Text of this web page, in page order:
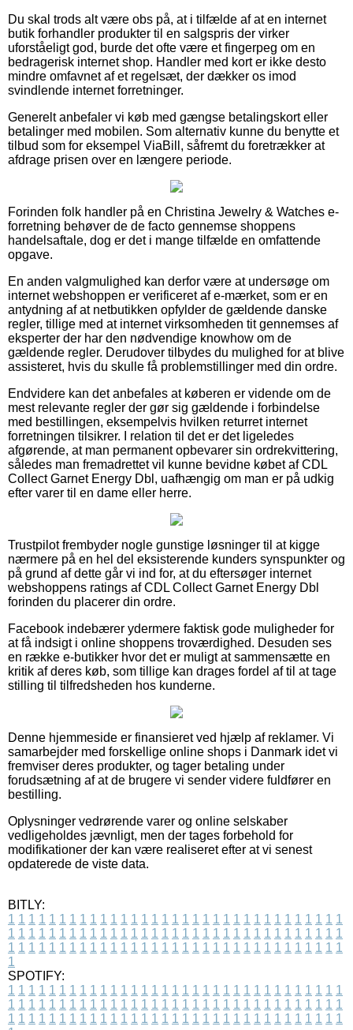
Du skal trods alt være obs på, at i tilfælde af at en internet
butik forhandler produkter til en salgspris der virker
uforståeligt god, burde det ofte være et fingerpeg om en
bedragerisk internet shop. Handler med kort er ikke desto
mindre omfavnet af et regelsæt, der dækker os imod
svindlende internet forretninger.
Generelt anbefaler vi køb med gængse betalingskort eller
betalinger med mobilen. Som alternativ kunne du benytte et
tilbud som for eksempel ViaBill, såfremt du foretrækker at
afdrage prisen over en længere periode.
Forinden folk handler på en Christina Jewelry & Watches e-
forretning behøver de de facto gennemse shoppens
handelsaftale, dog er det i mange tilfælde en omfattende
opgave.
En anden valgmulighed kan derfor være at undersøge om
internet webshoppen er verificeret af e-mærket, som er en
antydning af at netbutikken opfylder de gældende danske
regler, tillige med at internet virksomheden tit gennemses af
eksperter der har den nødvendige knowhow om de
gældende regler. Derudover tilbydes du mulighed for at blive
assisteret, hvis du skulle få problemstillinger med din ordre.
Endvidere kan det anbefales at køberen er vidende om de
mest relevante regler der gør sig gældende i forbindelse
med bestillingen, eksempelvis hvilken returret internet
forretningen tilsikrer. I relation til det er det ligeledes
afgørende, at man permanent opbevarer sin ordrekvittering,
således man fremadrettet vil kunne bevidne købet af CDL
Collect Garnet Energy Dbl, uafhængig om man er på udkig
efter varer til en dame eller herre.
Trustpilot frembyder nogle gunstige løsninger til at kigge
nærmere på en hel del eksisterende kunders synspunkter og
på grund af dette går vi ind for, at du eftersøger internet
webshoppens ratings af CDL Collect Garnet Energy Dbl
forinden du placerer din ordre.
Facebook indebærer ydermere faktisk gode muligheder for
at få indsigt i online shoppens troværdighed. Desuden ses
en række e-butikker hvor det er muligt at sammensætte en
kritik af deres køb, som tillige kan drages fordel af til at tage
stilling til tilfredsheden hos kunderne.
Denne hjemmeside er finansieret ved hjælp af reklamer. Vi
samarbejder med forskellige online shops i Danmark idet vi
fremviser deres produkter, og tager betaling under
forudsætning af at de brugere vi sender videre fuldfører en
bestilling.
Oplysninger vedrørende varer og online selskaber
vedligeholdes jævnligt, men der tages forbehold for
modifikationer der kan være realiseret efter at vi senest
opdaterede de viste data.
BITLY:
1 1 1 1 1 1 1 1 1 1 1 1 1 1 1 1 1 1 1 1 1 1 1 1 1 1 1 1 1 1 1 1 1
1 1 1 1 1 1 1 1 1 1 1 1 1 1 1 1 1 1 1 1 1 1 1 1 1 1 1 1 1 1 1 1 1
1 1 1 1 1 1 1 1 1 1 1 1 1 1 1 1 1 1 1 1 1 1 1 1 1 1 1 1 1 1 1 1 1
1
SPOTIFY:
1 1 1 1 1 1 1 1 1 1 1 1 1 1 1 1 1 1 1 1 1 1 1 1 1 1 1 1 1 1 1 1 1
1 1 1 1 1 1 1 1 1 1 1 1 1 1 1 1 1 1 1 1 1 1 1 1 1 1 1 1 1 1 1 1 1
1 1 1 1 1 1 1 1 1 1 1 1 1 1 1 1 1 1 1 1 1 1 1 1 1 1 1 1 1 1 1 1 1